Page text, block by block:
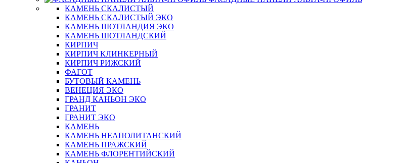
КАМЕНЬ СКАЛИСТЫЙ
КАМЕНЬ СКАЛИСТЫЙ ЭКО
КАМЕНЬ ШОТЛАНДИЯ ЭКО
КАМЕНЬ ШОТЛАНДСКИЙ
КИРПИЧ
КИРПИЧ КЛИНКЕРНЫЙ
КИРПИЧ РИЖСКИЙ
ФАГОТ
БУТОВЫЙ КАМЕНЬ
ВЕНЕЦИЯ ЭКО
ГРАНД КАНЬОН ЭКО
ГРАНИТ
ГРАНИТ ЭКО
КАМЕНЬ
КАМЕНЬ НЕАПОЛИТАНСКИЙ
КАМЕНЬ ПРАЖСКИЙ
КАМЕНЬ ФЛОРЕНТИЙСКИЙ